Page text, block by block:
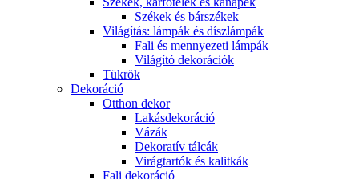
Székek és bárszékek
Világítás: lámpák és díszlámpák
Fali és mennyezeti lámpák
Világító dekorációk
Tükrök
Dekoráció
Otthon dekor
Lakásdekoráció
Vázák
Dekoratív tálcák
Virágtartók és kalitkák
Fali dekoráció